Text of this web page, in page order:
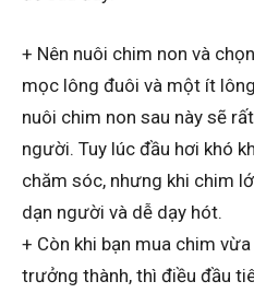
+ Nên nuôi chim non và
mọc lông đuôi và một ít
nuôi chim non sau này sẽ
người. Tuy lúc đầu hơi khó
chăm sóc, nhưng khi chim
dạn người và dễ dạy hót.
+ Còn khi bạn mua chim
trưởng thành, thì điều đầu